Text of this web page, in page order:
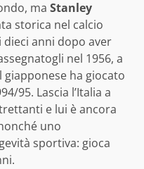
ma Stanley
storica nel calcio
dieci anni dopo aver
nel 1956, a
giapponese ha giocato
95. Lascia l’Italia a
e lui è ancora
uno
sportiva: gioca